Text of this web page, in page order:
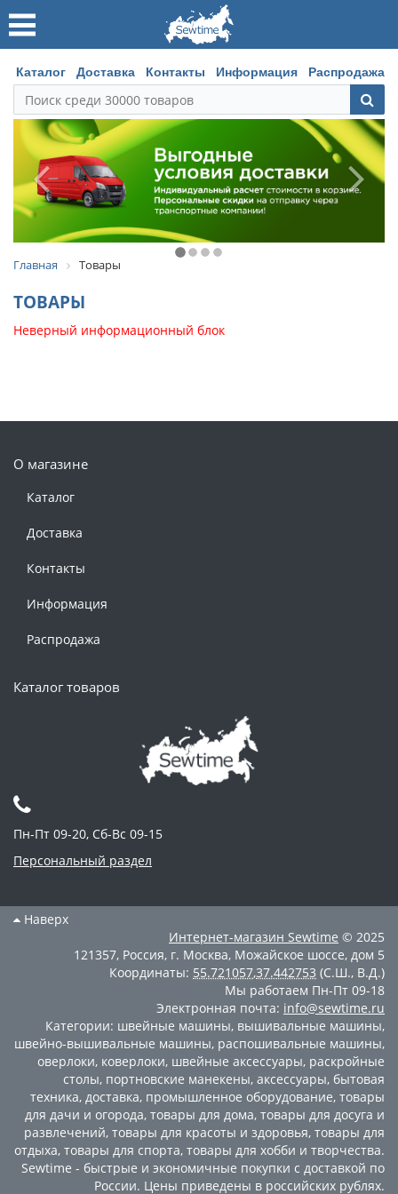
Каталог Доставка Контакты Информация Распродажа
Главная Товары
ТОВАРЫ
Неверный информационный блок
О магазине
Каталог
Доставка
Контакты
Информация
Распродажа
Каталог товаров
Пн-Пт 09-20, Сб-Вс 09-15
Персональный раздел
Наверх
Интернет-магазин Sewtime © 2025
121357, Россия, г. Москва, Можайское шоссе, дом 5
Координаты: 55.721057,37.442753 (С.Ш., В.Д.)
Мы работаем Пн-Пт 09-18
Электронная почта: info@sewtime.ru
Категории: швейные машины, вышивальные машины,
швейно-вышивальные машины, распошивальные машины,
оверлоки, коверлоки, швейные аксессуары, раскройные
столы, портновские манекены, аксессуары, бытовая
техника, доставка, промышленное оборудование, товары
для дачи и огорода, товары для дома, товары для досуга и
развлечений, товары для красоты и здоровья, товары для
отдыха, товары для спорта, товары для хобби и творчества.
Sewtime - быстрые и экономичные покупки с доставкой по
России. Цены приведены в российских рублях.